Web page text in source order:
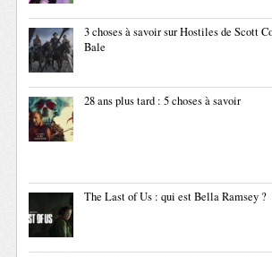
3 choses à savoir sur Hostiles de Scott
Bale
28 ans plus tard : 5 choses à savoir
The Last of Us : qui est Bella Ramsey ?